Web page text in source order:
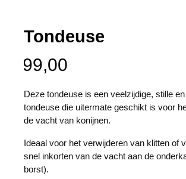
Tondeuse
99,00
Deze tondeuse is een veelzijdige, stille
tondeuse die uitermate geschikt is voor
de vacht van konijnen.
Ideaal voor het verwijderen van klitten of
snel inkorten van de vacht aan de
borst).